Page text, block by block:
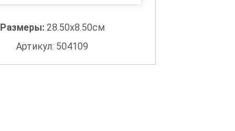
Размеры: 28.50x8.50см
Артикул: 504109